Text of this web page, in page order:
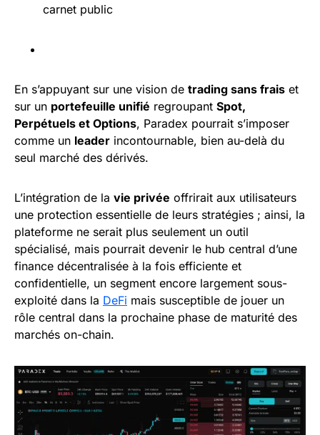
carnet public
En s’appuyant sur une vision de trading sans frais et
sur un portefeuille unifié regroupant Spot,
Perpétuels et Options, Paradex pourrait s’imposer
comme un leader incontournable, bien au-delà du
seul marché des dérivés.
L’intégration de la vie privée offrirait aux utilisateurs
une protection essentielle de leurs stratégies ; ainsi, la
plateforme ne serait plus seulement un outil
spécialisé, mais pourrait devenir le hub central d’une
finance décentralisée à la fois efficiente et
confidentielle, un segment encore largement sous-
exploité dans la DeFi mais susceptible de jouer un
rôle central dans la prochaine phase de maturité des
marchés on-chain.